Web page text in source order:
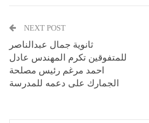
NEXT POST
ثانوية جمال عبدالناصر
للمتفوقين تكرم المهندس عادل
احمد مرغم رئيس مصلحة
الجمارك على دعمه للمدرسة